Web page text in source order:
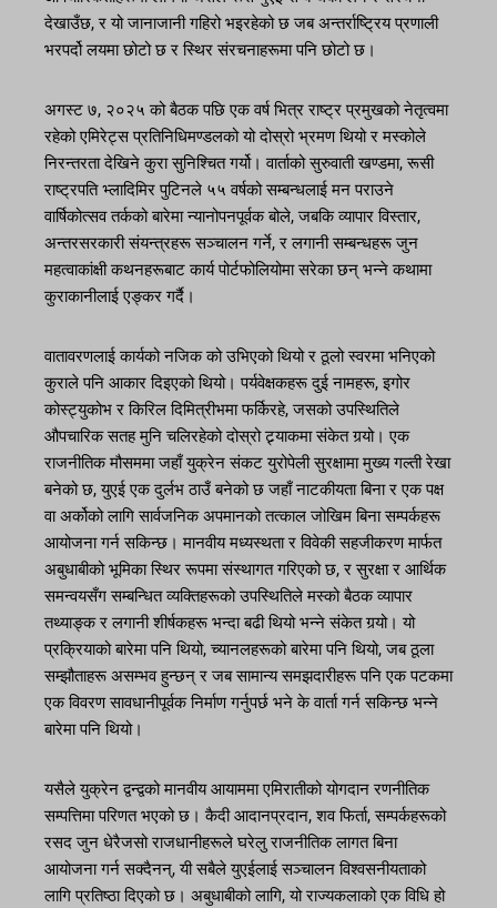
देखाउँछ, र यो जानाजानी गहिरो भइरहेको छ जब अन्तर्राष्ट्रिय प्रणाली
भरपर्दो लयमा छोटो छ र स्थिर संरचनाहरूमा पनि छोटो छ।
अगस्ट ७, २०२५ को बैठक पछि एक वर्ष भित्र राष्ट्र प्रमुखको नेतृत्वमा
रहेको एमिरेट्स प्रतिनिधिमण्डलको यो दोस्रो भ्रमण थियो र मस्कोले
निरन्तरता देखिने कुरा सुनिश्चित गर्यो। वार्ताको सुरुवाती खण्डमा, रूसी
राष्ट्रपति भ्लादिमिर पुटिनले ५५ वर्षको सम्बन्धलाई मन पराउने
वार्षिकोत्सव तर्कको बारेमा न्यानोपनपूर्वक बोले, जबकि व्यापार विस्तार,
अन्तरसरकारी संयन्त्रहरू सञ्चालन गर्ने, र लगानी सम्बन्धहरू जुन
महत्वाकांक्षी कथनहरूबाट कार्य पोर्टफोलियोमा सरेका छन् भन्ने कथामा
कुराकानीलाई एङ्कर गर्दै।
वातावरणलाई कार्यको नजिक को उभिएको थियो र ठूलो स्वरमा भनिएको
कुराले पनि आकार दिइएको थियो। पर्यवेक्षकहरू दुई नामहरू, इगोर
कोस्ट्युकोभ र किरिल दिमित्रीभमा फर्किरहे, जसको उपस्थितिले
औपचारिक सतह मुनि चलिरहेको दोस्रो ट्र्याकमा संकेत गर्‍यो। एक
राजनीतिक मौसममा जहाँ युक्रेन संकट युरोपेली सुरक्षामा मुख्य गल्ती रेखा
बनेको छ, युएई एक दुर्लभ ठाउँ बनेको छ जहाँ नाटकीयता बिना र एक पक्ष
वा अर्कोको लागि सार्वजनिक अपमानको तत्काल जोखिम बिना सम्पर्कहरू
आयोजना गर्न सकिन्छ। मानवीय मध्यस्थता र विवेकी सहजीकरण मार्फत
अबुधाबीको भूमिका स्थिर रूपमा संस्थागत गरिएको छ, र सुरक्षा र आर्थिक
समन्वयसँग सम्बन्धित व्यक्तिहरूको उपस्थितिले मस्को बैठक व्यापार
तथ्याङ्क र लगानी शीर्षकहरू भन्दा बढी थियो भन्ने संकेत गर्‍यो। यो
प्रक्रियाको बारेमा पनि थियो, च्यानलहरूको बारेमा पनि थियो, जब ठूला
सम्झौताहरू असम्भव हुन्छन् र जब सामान्य समझदारीहरू पनि एक पटकमा
एक विवरण सावधानीपूर्वक निर्माण गर्नुपर्छ भने के वार्ता गर्न सकिन्छ भन्ने
बारेमा पनि थियो।
यसैले युक्रेन द्वन्द्वको मानवीय आयाममा एमिरातीको योगदान रणनीतिक
सम्पत्तिमा परिणत भएको छ। कैदी आदानप्रदान, शव फिर्ता, सम्पर्कहरूको
रसद जुन धेरैजसो राजधानीहरूले घरेलु राजनीतिक लागत बिना
आयोजना गर्न सक्दैनन्, यी सबैले युएईलाई सञ्चालन विश्वसनीयताको
लागि प्रतिष्ठा दिएको छ। अबुधाबीको लागि, यो राज्यकलाको एक विधि हो